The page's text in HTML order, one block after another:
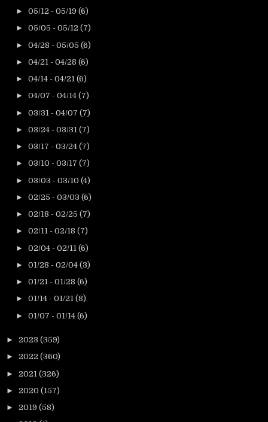
► 05/12 - 05/19 (6)
► 05/05 - 05/12 (7)
► 04/28 - 05/05 (6)
► 04/21 - 04/28 (6)
► 04/14 - 04/21 (6)
► 04/07 - 04/14 (7)
► 03/31 - 04/07 (7)
► 03/24 - 03/31 (7)
► 03/17 - 03/24 (7)
► 03/10 - 03/17 (7)
► 03/03 - 03/10 (4)
► 02/25 - 03/03 (6)
► 02/18 - 02/25 (7)
► 02/11 - 02/18 (7)
► 02/04 - 02/11 (6)
► 01/28 - 02/04 (3)
► 01/21 - 01/28 (6)
► 01/14 - 01/21 (8)
► 01/07 - 01/14 (6)
► 2023 (359)
► 2022 (360)
► 2021 (326)
► 2020 (157)
► 2019 (58)